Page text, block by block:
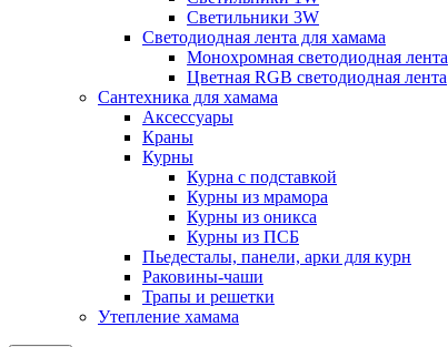
Светильники 3W
Светодиодная лента для хамама
Монохромная светодиодная лента
Цветная RGB светодиодная лента
Сантехника для хамама
Аксессуары
Краны
Курны
Курна с подставкой
Курны из мрамора
Курны из оникса
Курны из ПСБ
Пьедесталы, панели, арки для курн
Раковины-чаши
Трапы и решетки
Утепление хамама